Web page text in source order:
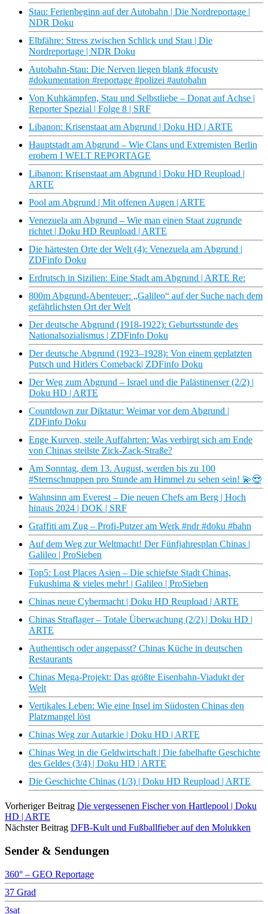
Stau: Ferienbeginn auf der Autobahn | Die Nordreportage |
NDR Doku
Elbfähre: Stress zwischen Schlick und Stau | Die
Nordreportage | NDR Doku
Autobahn-Stau: Die Nerven liegen blank #focustv
#dokumentation #reportage #polizei #autobahn
Von Kuhkämpfen, Stau und Selbstliebe – Donat auf Achse |
Reporter Spezial | Folge 8 | SRF
Libanon: Krisenstaat am Abgrund | Doku HD | ARTE
Hauptstadt am Abgrund – Wie Clans und Extremisten Berlin
erobern I WELT REPORTAGE
Libanon: Krisenstaat am Abgrund | Doku HD Reupload |
ARTE
Pool am Abgrund | Mit offenen Augen | ARTE
Venezuela am Abgrund – Wie man einen Staat zugrunde
richtet | Doku HD Reupload | ARTE
Die härtesten Orte der Welt (4): Venezuela am Abgrund |
ZDFinfo Doku
Erdrutsch in Sizilien: Eine Stadt am Abgrund | ARTE Re:
800m Abgrund-Abenteuer: „Galileo“ auf der Suche nach dem
gefährlichsten Ort der Welt
Der deutsche Abgrund (1918-1922): Geburtsstunde des
Nationalsozialismus | ZDFinfo Doku
Der deutsche Abgrund (1923–1928): Von einem geplatzten
Putsch und Hitlers Comeback| ZDFinfo Doku
Der Weg zum Abgrund – Israel und die Palästinenser (2/2) |
Doku HD | ARTE
Countdown zur Diktatur: Weimar vor dem Abgrund |
ZDFinfo Doku
Enge Kurven, steile Auffahrten: Was verbirgt sich am Ende
von Chinas steilste Zick-Zack-Straße?
Am Sonntag, dem 13. August, werden bis zu 100
#Sternschnuppen pro Stunde am Himmel zu sehen sein! 💫😍
Wahnsinn am Everest – Die neuen Chefs am Berg | Hoch
hinaus 2024 | DOK | SRF
Graffiti am Zug – Profi-Putzer am Werk #ndr #doku #bahn
Auf dem Weg zur Weltmacht! Der Fünfjahresplan Chinas |
Galileo | ProSieben
Top5: Lost Places Asien – Die schiefste Stadt Chinas,
Fukushima & vieles mehr! | Galileo | ProSieben
Chinas neue Cybermacht | Doku HD Reupload | ARTE
Chinas Straflager – Totale Überwachung (2/2) | Doku HD |
ARTE
Authentisch oder angepasst? Chinas Küche in deutschen
Restaurants
Chinas Mega-Projekt: Das größte Eisenbahn-Viadukt der
Welt
Vertikales Leben: Wie eine Insel im Südosten Chinas den
Platzmangel löst
Chinas Weg zur Autarkie | Doku HD | ARTE
Chinas Weg in die Geldwirtschaft | Die fabelhafte Geschichte
des Geldes (3/4) | Doku HD | ARTE
Die Geschichte Chinas (1/3) | Doku HD Reupload | ARTE
Vorheriger Beitrag Die vergessenen Fischer von Hartlepool | Doku
HD | ARTE
Nächster Beitrag DFB-Kult und Fußballfieber auf den Molukken
Sender & Sendungen
360° – GEO Reportage
37 Grad
3sat